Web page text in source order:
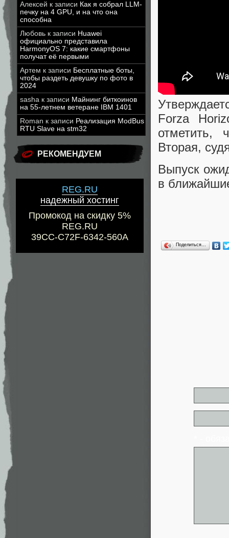
Алексей к записи Как я собрал LLM-
печку на 4 GPU, и на что она
способна
Любовь к записи Huawei
официально представила
HarmonyOS 7: какие смартфоны
получат её первыми
Артем к записи Бесплатные боты,
чтобы раздеть девушку по фото в
2024
sasha к записи Майнинг биткоинов
на 55-летнем ветеране IBM 1401
Roman к записи Реализация ModBus
RTU Slave на stm32
РЕКОМЕНДУЕМ
REG.RU
надежный хостинг
Промокод на скидку 5%
REG.RU
39CC-C72F-6342-560A
Forza
отметить,
Вторая,
Выпуск
в
Поделиться…